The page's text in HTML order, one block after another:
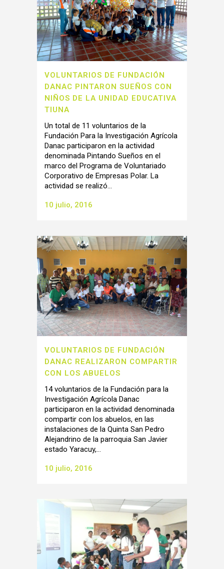
VOLUNTARIOS DE FUNDACIÓN
DANAC PINTARON SUEÑOS CON
NIÑOS DE LA UNIDAD EDUCATIVA
TIUNA
Un total de 11 voluntarios de la
Fundación Para la Investigación Agrícola
Danac participaron en la actividad
denominada Pintando Sueños en el
marco del Programa de Voluntariado
Corporativo de Empresas Polar. La
actividad se realizó...
10 julio, 2016
VOLUNTARIOS DE FUNDACIÓN
DANAC REALIZARON COMPARTIR
CON LOS ABUELOS
14 voluntarios de la Fundación para la
Investigación Agrícola Danac
participaron en la actividad denominada
compartir con los abuelos, en las
instalaciones de la Quinta San Pedro
Alejandrino de la parroquia San Javier
estado Yaracuy,...
10 julio, 2016